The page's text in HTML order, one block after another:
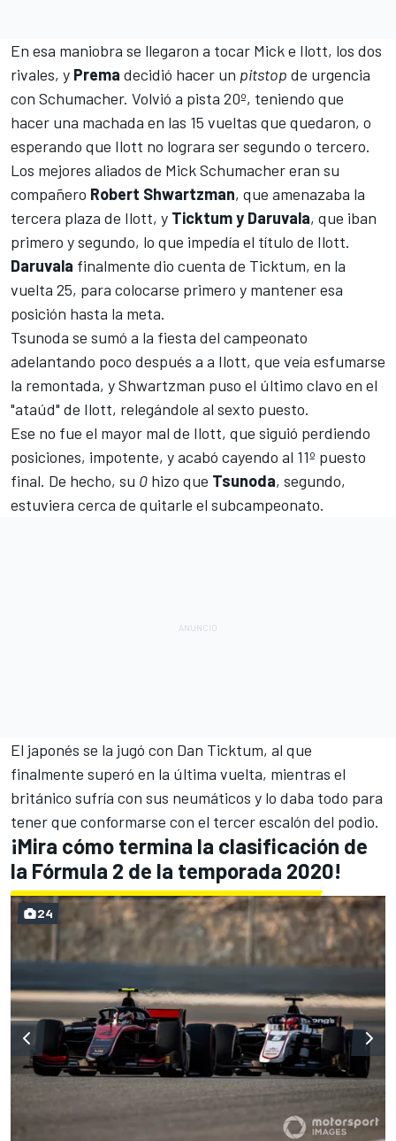
En esa maniobra se llegaron a tocar Mick e Ilott, los dos
rivales, y Prema decidió hacer un pitstop de urgencia
con Schumacher. Volvió a pista 20º, teniendo que
hacer una machada en las 15 vueltas que quedaron, o
esperando que Ilott no lograra ser segundo o tercero.
Los mejores aliados de Mick Schumacher eran su
compañero Robert Shwartzman, que amenazaba la
tercera plaza de Ilott, y Ticktum y Daruvala, que iban
primero y segundo, lo que impedía el título de Ilott.
Daruvala finalmente dio cuenta de Ticktum, en la
vuelta 25, para colocarse primero y mantener esa
posición hasta la meta.
Tsunoda se sumó a la fiesta del campeonato
adelantando poco después a a Ilott, que veía esfumarse
la remontada, y Shwartzman puso el último clavo en el
"ataúd" de Ilott, relegándole al sexto puesto.
Ese no fue el mayor mal de Ilott, que siguió perdiendo
posiciones, impotente, y acabó cayendo al 11º puesto
final. De hecho, su 0 hizo que Tsunoda, segundo,
estuviera cerca de quitarle el subcampeonato.
El japonés se la jugó con Dan Ticktum, al que
finalmente superó en la última vuelta, mientras el
británico sufría con sus neumáticos y lo daba todo para
tener que conformarse con el tercer escalón del podio.
¡Mira cómo termina la clasificación de
la Fórmula 2 de la temporada 2020!
24